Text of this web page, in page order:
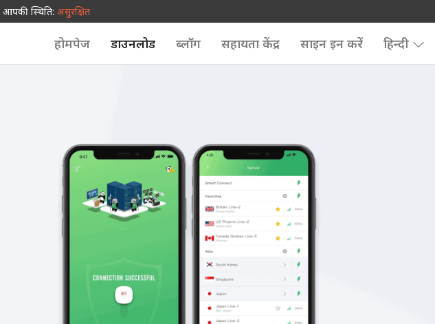
स्थिति: असुरक्षित
होमपेज डाउनलोड ब्लॉग सहायता केंद्र साइन इन करें हिन्दी